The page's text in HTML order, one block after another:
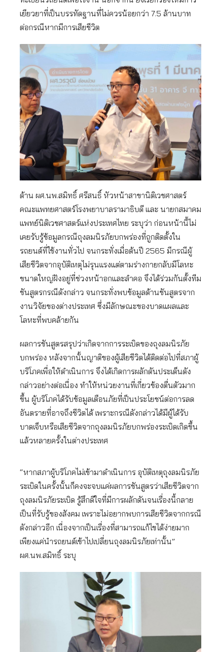
เยียวยาที่เป็นบรรทัดฐานที่ไม่ควรน้อยกว่า 7.5 ล้านบาท
ต่อกรณีหากมีการเสียชีวิต
ด้าน ผศ.นพ.สมิทธิ์ ศรีสนธิ์ หัวหน้าสาขานิติเวชศาสตร์
คณะแพทยศาสตร์โรงพยาบาลรามาธิบดี และ นายกสมาคม
แพทย์นิติเวชศาสตร์แห่งประเทศไทย ระบุว่า ก่อนหน้านี้ไม่
เคยรับรู้ข้อมูลกรณีถุงลมนิรภัยบกพร่องที่ถูกติดตั้งใน
รถยนต์ที่ใช้งานทั่วไป จนกระทั่งเมื่อต้นปี 2565 มีกรณีผู้
เสียชีวิตจากอุบัติเหตุไม่รุนแรงแต่ตามร่างกายกลับมีโลหะ
ขนาดใหญ่ฝังอยู่ที่ช่วงหน้าอกและลำคอ จึงได้ร่วมกันตั้งทีม
ชันสูตรกรณีดังกล่าว จนกระทั่งพบข้อมูลด้านชันสูตรจาก
งานวิจัยของต่างประเทศ ซึ่งมีลักษณะของบาดแผลและ
โลหะที่พบคล้ายกัน
ผลการชันสูตรสรุปว่าเกิดจากการระเบิดของถุงลมนิรภัย
บกพร่อง หลังจากนั้นญาติของผู้เสียชีวิตได้ติดต่อไปที่สภาผู้
บริโภคเพื่อให้ดำเนินการ จึงได้เกิดการผลักดันประเด็นดัง
กล่าวอย่างต่อเนื่อง ทำให้หน่วยงานที่เกี่ยวข้องตื่นตัวมาก
ขึ้น ผู้บริโภคได้รับข้อมูลเตือนภัยที่เป็นประโยชน์ต่อการลด
อันตรายที่อาจถึงชีวิตได้ เพราะกรณีดังกล่าวได้มีผู้ได้รับ
บาดเจ็บหรือเสียชีวิตจากถุงลมนิรภัยบกพร่องระเบิดเกิดขึ้น
แล้วหลายครั้งในต่างประเทศ
“หากสภาผู้บริโภคไม่เข้ามาดำเนินการ อุบัติเหตุถุงลมนิรภัย
ระเบิดในครั้งนั้นก็คงจะจบแค่ผลการชันสูตรว่าเสียชีวิตจาก
ถุงลมนิรภัยระเบิด รู้สึกดีใจที่มีการผลักดันจนเรื่องนี้กลาย
เป็นที่รับรู้ของสังคม เพราะไม่อยากพบการเสียชีวิตจากกรณี
ดังกล่าวอีก เนื่องจากเป็นเรื่องที่สามารถแก้ไขได้ง่ายมาก
เพียงแค่นำรถยนต์เข้าไปเปลี่ยนถุงลมนิรภัยเท่านั้น”
ผศ.นพ.สมิทธิ์ ระบุ